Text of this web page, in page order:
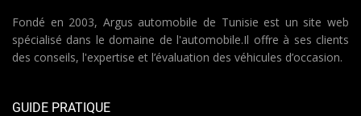
Fondé en 2003, Argus automobile de Tunisie est un site web
spécialisé dans le domaine de l'automobile.Il offre à ses clients
des conseils, l'expertise et l’évaluation des véhicules d’occasion.
GUIDE PRATIQUE